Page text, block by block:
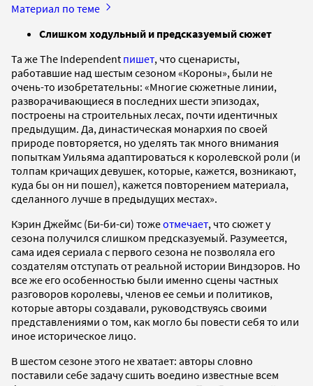
Материал по теме
Слишком ходульный и предсказуемый сюжет
Та же The Independent пишет, что сценаристы,
работавшие над шестым сезоном «Короны», были не
очень-то изобретательны: «Многие сюжетные линии,
разворачивающиеся в последних шести эпизодах,
построены на строительных лесах, почти идентичных
предыдущим. Да, династическая монархия по своей
природе повторяется, но уделять так много внимания
попыткам Уильяма адаптироваться к королевской роли (и
толпам кричащих девушек, которые, кажется, возникают,
куда бы он ни пошел), кажется повторением материала,
сделанного лучше в предыдущих местах».
Кэрин Джеймс (Би-би-си) тожеотмечает, что сюжет у
сезона получился слишком предсказуемый. Разумеется,
сама идея сериала с первого сезона не позволяла его
создателям отступать от реальной истории Виндзоров. Но
все же его особенностью были именно сцены частных
разговоров королевы, членов ее семьи и политиков,
которые авторы создавали, руководствуясь своими
представлениями о том, как могло бы повести себя то или
иное историческое лицо.
В шестом сезоне этого не хватает: авторы словно
поставили себе задачу сшить воедино известные всем